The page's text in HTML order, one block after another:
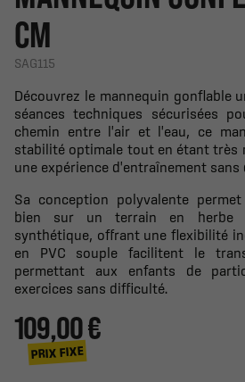
CM
SAG115
Découvrez le mannequin gonflable
séances techniques sécurisées
chemin entre l'air et l'eau, ce
stabilité optimale tout en étant très
une expérience d'entraînement sans
Sa conception polyvalente
bien sur un terrain en herbe
synthétique, offrant une flexibilité
en PVC souple facilitent le
permettant aux enfants de
exercices sans difficulté.
109,00 €
PRIX FIXE